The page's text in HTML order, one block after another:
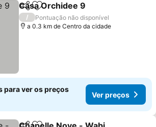
PartilharAdicionar aos favoritos
Casa Orchidee 9
/
Pontuação não disponível
a 0.3 km de Centro da cidade
para ver os preços
Ver preços